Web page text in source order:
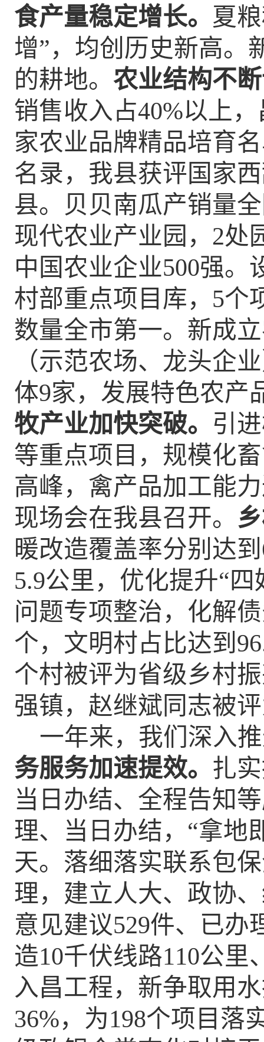
食产量稳定增长。 夏
增”，均创历史新高。
的耕地。 农业结构不
销售收入占40%以上
家农业品牌精品培育
名录， 我县获评国家
县。贝贝南瓜产销量
现代农业产业园， 2处
中国农业企业500强。
村部重点项目库， 5个
数量全市第一。 新成
（示范农场、龙头企
体9家，发展特色农产
牧产业加快突破。 引
等重点项目，规模化
高峰，禽产品加工能
现场会在我县召开。
暖改造覆盖率分别达到
5.9公里， 优化提升“四
问题专项整治，化解
个，文明村占比达到
个村被评为省级乡村
强镇，赵继斌同志被
一年来，我们深入
务服务加速提效。 扎
当日办结、全程告知
理、当日办结， “拿地
天。落细落实联系包
理，建立人大、政协
意见建议529件、已办
造10千伏线路110公里
入昌工程， 新争取用
36%， 为198个项目落